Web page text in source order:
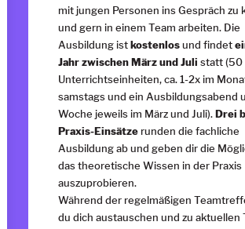
mit jungen Personen ins Gespräch zu
und gern in einem Team arbeiten. Die
Ausbildung istkostenlosund findet
Jahr zwischen März und Juli statt (50
Unterrichtseinheiten, ca. 1-2x im
samstags und ein Ausbildungsabend
Woche jeweils im März und Juli).Drei
Praxis-Einsätzerunden die fachliche
Ausbildung ab und geben dir die
das theoretische Wissen in der Praxis
auszuprobieren.
Während der regelmäßigen
du dich austauschen und zu aktuellen